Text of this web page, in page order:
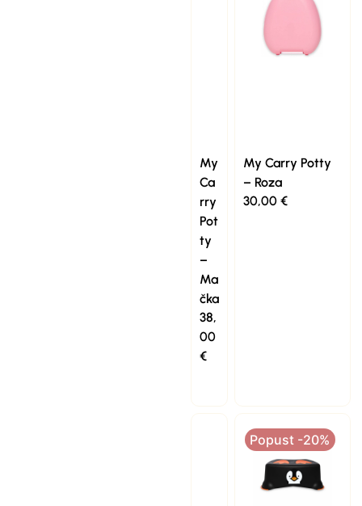
My
Ca
rry
Pot
ty
–
Ma
čka
38,
00
€
My Carry Potty
– Roza
30,00 €
Popust -20%